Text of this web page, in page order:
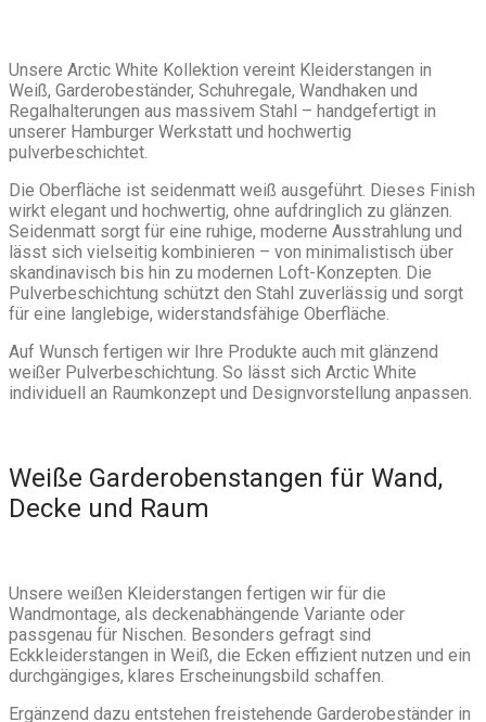
Unsere Arctic White Kollektion vereint Kleiderstangen in
Weiß, Garderobeständer, Schuhregale, Wandhaken und
Regalhalterungen aus massivem Stahl – handgefertigt in
unserer Hamburger Werkstatt und hochwertig
pulverbeschichtet.
Die Oberfläche ist seidenmatt weiß ausgeführt. Dieses Finish
wirkt elegant und hochwertig, ohne aufdringlich zu glänzen.
Seidenmatt sorgt für eine ruhige, moderne Ausstrahlung und
lässt sich vielseitig kombinieren – von minimalistisch über
skandinavisch bis hin zu modernen Loft-Konzepten. Die
Pulverbeschichtung schützt den Stahl zuverlässig und sorgt
für eine langlebige, widerstandsfähige Oberfläche.
Auf Wunsch fertigen wir Ihre Produkte auch mit glänzend
weißer Pulverbeschichtung. So lässt sich Arctic White
individuell an Raumkonzept und Designvorstellung anpassen.
Weiße Garderobenstangen für Wand,
Decke und Raum
Unsere weißen Kleiderstangen fertigen wir für die
Wandmontage, als deckenabhängende Variante oder
passgenau für Nischen. Besonders gefragt sind
Eckkleiderstangen in Weiß, die Ecken effizient nutzen und ein
durchgängiges, klares Erscheinungsbild schaffen.
Ergänzend dazu entstehen freistehende Garderobeständer in